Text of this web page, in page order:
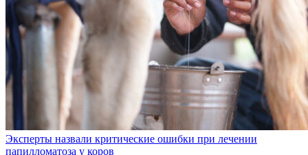
Эксперты назвали критические ошибки при лечении
папилломатоза у коров